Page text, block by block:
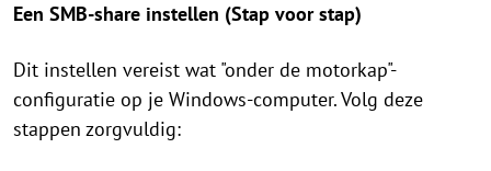
Een SMB-share instellen (Stap voor stap)
Dit instellen vereist wat "onder de motorkap"-
configuratie op je Windows-computer. Volg deze
stappen zorgvuldig: